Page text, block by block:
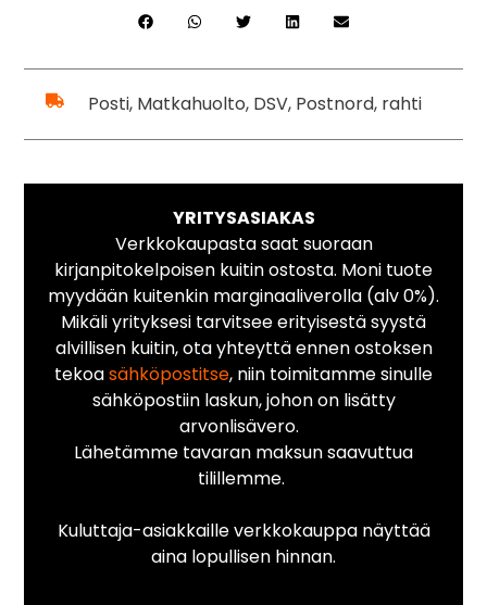
Posti, Matkahuolto, DSV, Postnord, rahti
YRITYSASIAKAS
Verkkokaupasta saat suoraan
kirjanpitokelpoisen kuitin ostosta. Moni tuote
myydään kuitenkin marginaaliverolla (alv 0%).
Mikäli yrityksesi tarvitsee erityisestä syystä
alvillisen kuitin, ota yhteyttä ennen ostoksen
tekoasähköpostitse, niin toimitamme sinulle
sähköpostiin laskun, johon on lisätty
arvonlisävero.
Lähetämme tavaran maksun saavuttua
tilillemme.
Kuluttaja-asiakkaille verkkokauppa näyttää
aina lopullisen hinnan.